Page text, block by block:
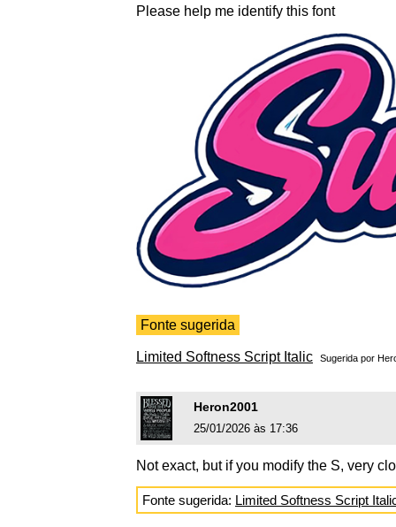
Please help me identify this font
Fonte sugerida
Limited Softness Script Italic Sugerida por
Heron2001
25/01/2026 às 17:36
Not exact, but if you modify the S, very
Fonte sugerida: Limited Softness Script